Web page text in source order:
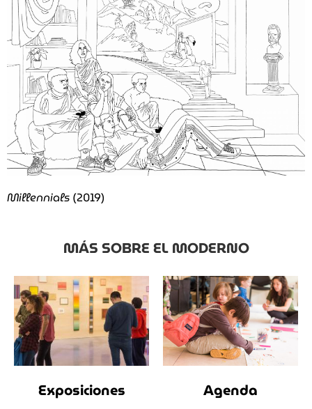
Millennials (2019)
MÁS SOBRE EL MODERNO
Exposiciones Agenda